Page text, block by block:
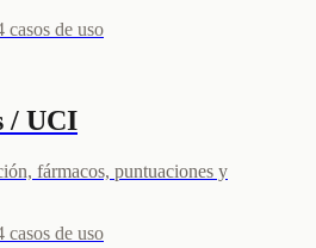
casos de uso
/ UCI
fármacos, puntuaciones y
casos de uso